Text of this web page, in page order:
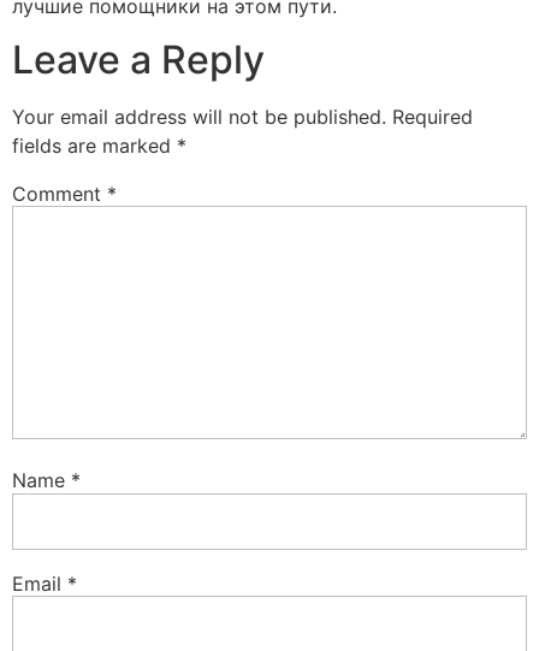
лучшие помощники на этом пути.
Leave a Reply
Your email address will not be published. Required
fields are marked *
Comment *
Name *
Email *